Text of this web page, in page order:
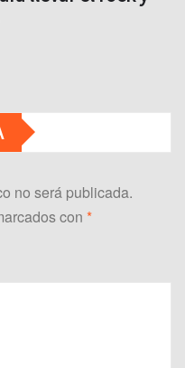
no será publicada.
con *